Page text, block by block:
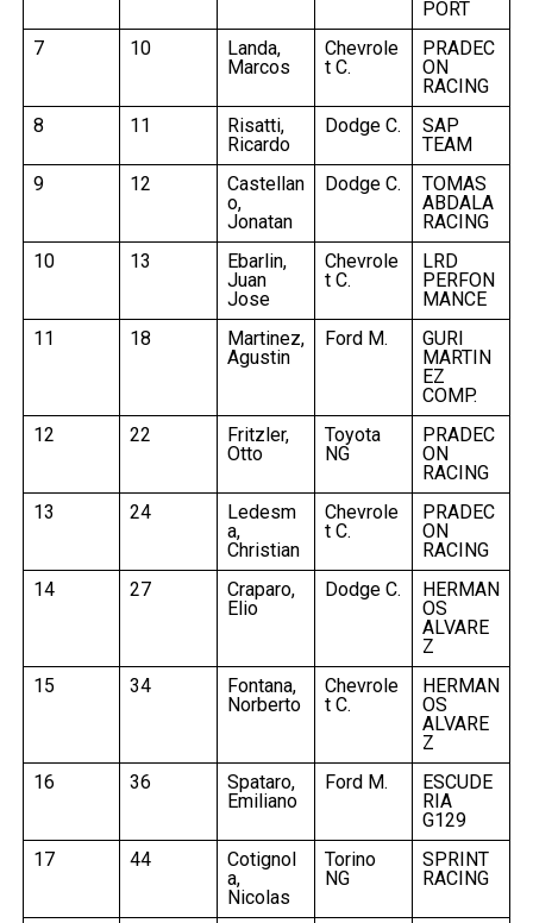
PORT
7
10
Landa,
Marcos
Chevrole
t C.
PRADEC
ON
RACING
8
11
Risatti,
Ricardo
Dodge C.
SAP
TEAM
9
12
Castellan
o,
Jonatan
Dodge C.
TOMAS
ABDALA
RACING
10
13
Ebarlin,
Juan
Jose
Chevrole
t C.
LRD
PERFON
MANCE
11
18
Martinez,
Agustin
Ford M.
GURI
MARTIN
EZ
COMP.
12
22
Fritzler,
Otto
Toyota
NG
PRADEC
ON
RACING
13
24
Ledesm
a,
Christian
Chevrole
t C.
PRADEC
ON
RACING
14
27
Craparo,
Elio
Dodge C.
HERMAN
OS
ALVARE
Z
15
34
Fontana,
Norberto
Chevrole
t C.
HERMAN
OS
ALVARE
Z
16
36
Spataro,
Emiliano
Ford M.
ESCUDE
RIA
G129
17
44
Cotignol
a,
Nicolas
Torino
NG
SPRINT
RACING